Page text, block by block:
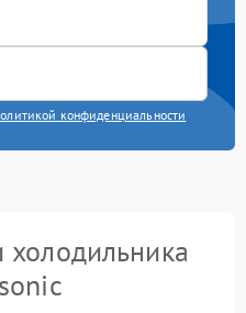
конфиденциальности
холодильника